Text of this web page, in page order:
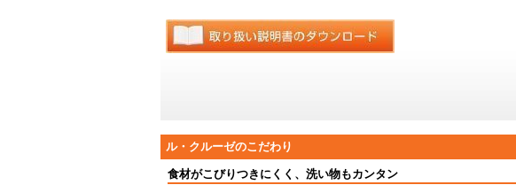
ル・クルーゼのこだわり
食材がこびりつきにくく、洗い物もカンタン